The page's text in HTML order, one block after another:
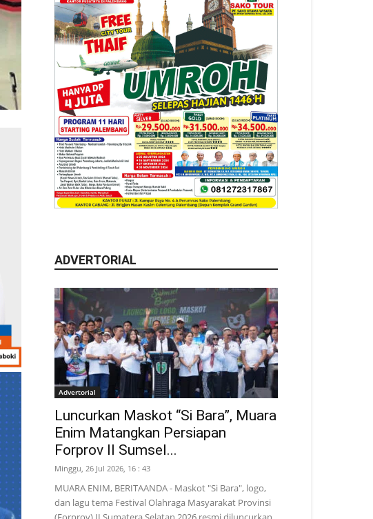
ADVERTORIAL
Advertorial
Luncurkan Maskot “Si Bara”, Muara
Enim Matangkan Persiapan
Forprov II Sumsel...
Minggu, 26 Jul 2026, 16 : 43
MUARA ENIM, BERITAANDA - Maskot "Si Bara", logo,
dan lagu tema Festival Olahraga Masyarakat Provinsi